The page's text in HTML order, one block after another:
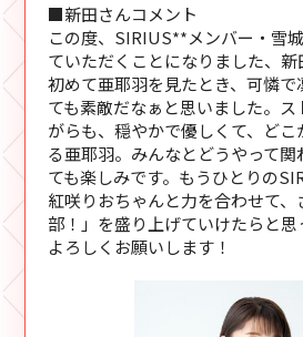
■新田さんコメント
この度、SIRIUS**メンバー・雪
ていただくことになりました、新
初めて亜耶羽を見たとき、可憐で
ても素敵だなぁと思いました。
がらも、穏やかで優しくて、ど
る亜耶羽。みんなとどうやって関
ても楽しみです。もうひとりの
紅咲りおちゃんと力を合わせて
部！」を盛り上げていけたらと
よろしくお願いします！